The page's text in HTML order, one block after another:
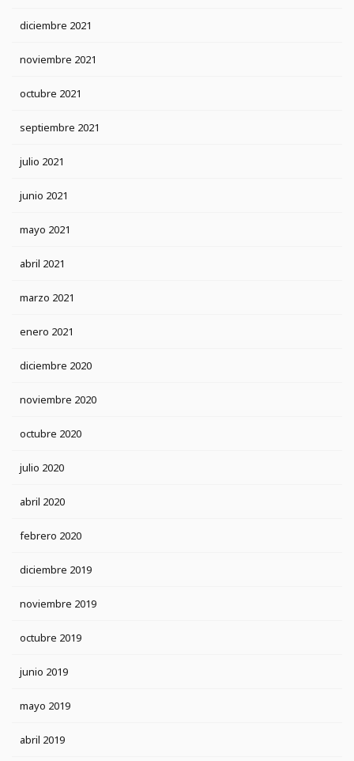
diciembre 2021
noviembre 2021
octubre 2021
septiembre 2021
julio 2021
junio 2021
mayo 2021
abril 2021
marzo 2021
enero 2021
diciembre 2020
noviembre 2020
octubre 2020
julio 2020
abril 2020
febrero 2020
diciembre 2019
noviembre 2019
octubre 2019
junio 2019
mayo 2019
abril 2019